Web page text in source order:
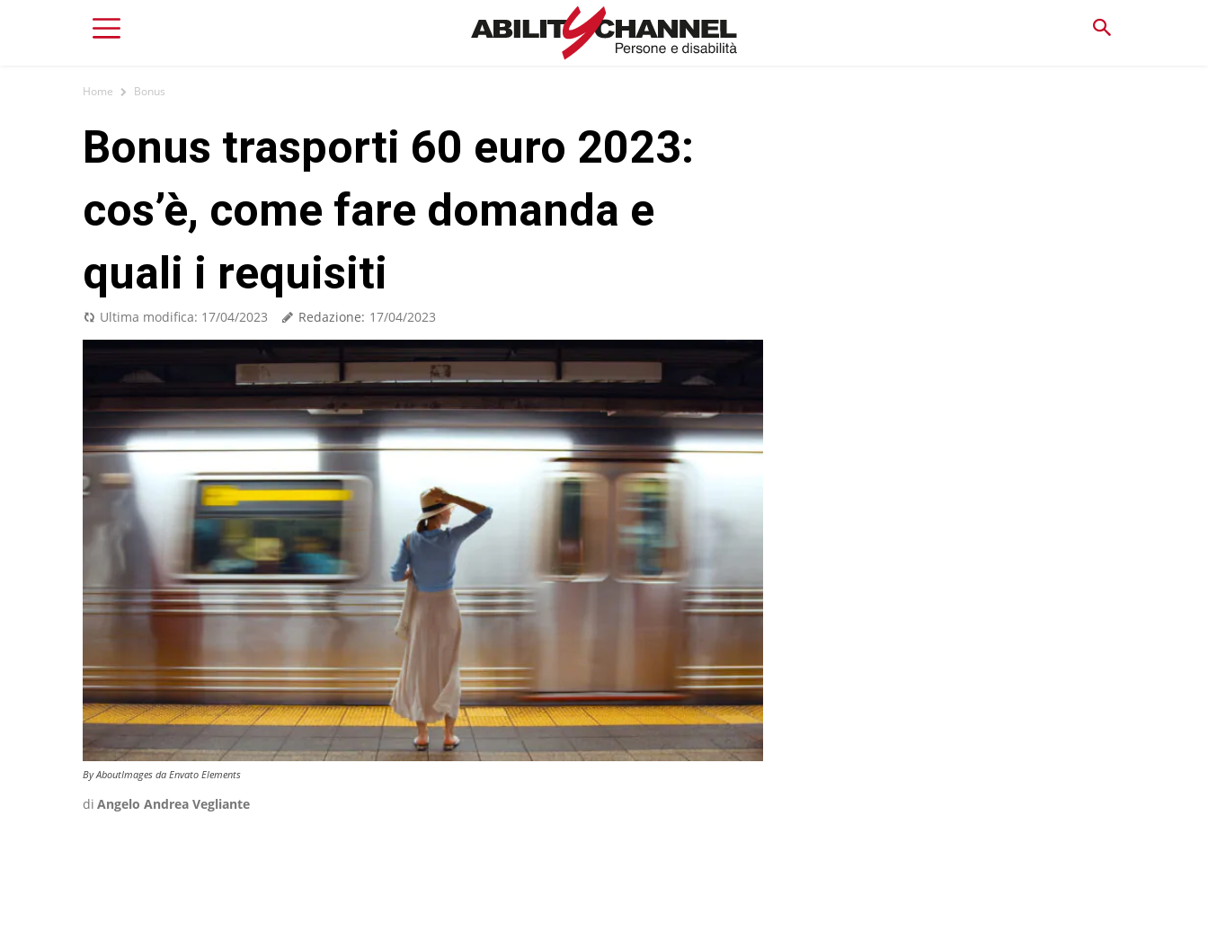
Home Bonus
Bonus trasporti 60 euro 2023:
cos’è, come fare domanda e
quali i requisiti
Ultima modifica: 17/04/2023 Redazione: 17/04/2023
By AboutImages da Envato Elements
di Angelo Andrea Vegliante